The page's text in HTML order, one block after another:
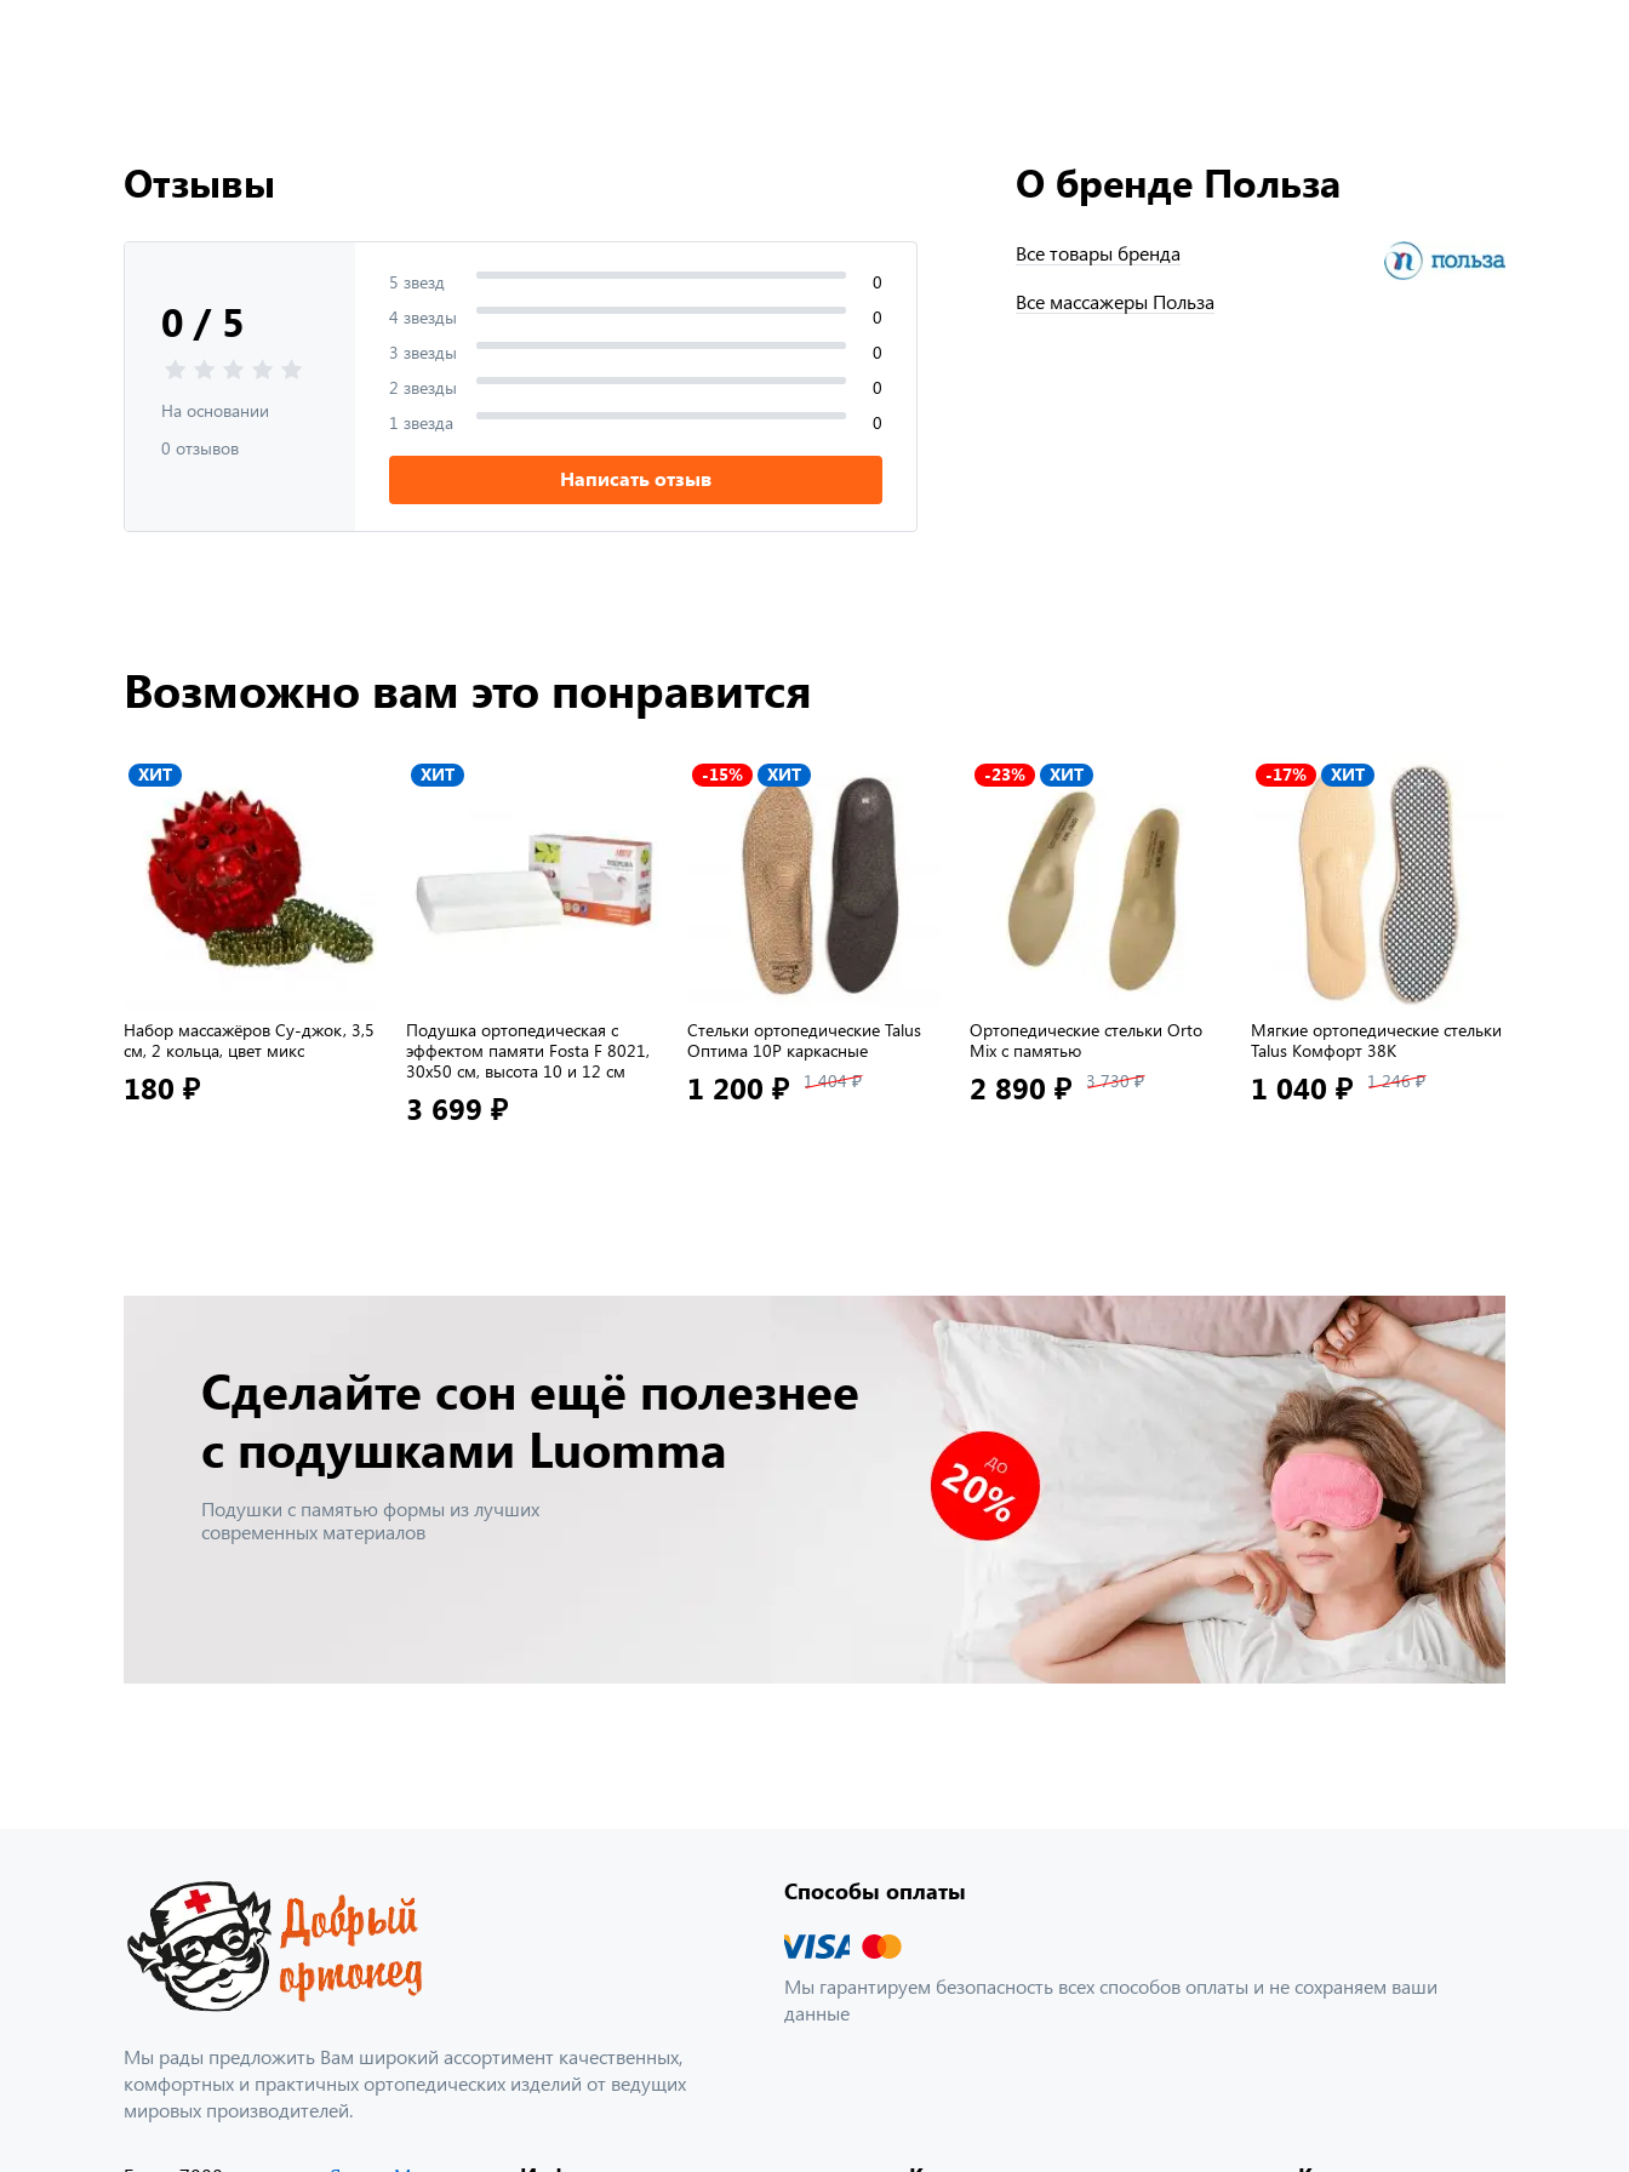
Отзывы
0 / 5
На основании
0 отзывов
5 звезд
0
4 звезды
0
3 звезды
0
2 звезды
0
1 звезда
0
Написать отзыв
О бренде Польза
Все товары бренда
Все массажеры Польза
Возможно вам это понравится
ХИТ
Набор массажёров Су-джок, 3,5
см, 2 кольца, цвет микс
180 ₽
ХИТ
Подушка ортопедическая с
эффектом памяти Fosta F 8021,
30х50 см, высота 10 и 12 см
3 699 ₽
-15% ХИТ
Стельки ортопедические Talus
Оптима 10Р каркасные
1 200 ₽ 1 404 ₽
-23% ХИТ
Ортопедические стельки Orto
Mix с памятью
2 890 ₽ 3 730 ₽
-17% ХИТ
Мягкие ортопедические стельки
Talus Комфорт 38К
1 040 ₽ 1 246 ₽
Сделайте сон ещё полезнее
с подушками Luomma
Подушки с памятью формы из лучших
современных материалов
Мы рады предложить Вам широкий ассортимент качественных,
комфортных и практичных ортопедических изделий от ведущих
мировых производителей.
Способы оплаты
Мы гарантируем безопасность всех способов оплаты и не сохраняем ваши
данные